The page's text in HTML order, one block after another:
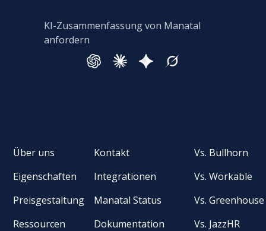
KI-Zusammenfassung von Manatal
anfordern
Über uns
Eigenschaften
Preisgestaltung
Ressourcen
Kontakt
Integrationen
Manatal Status
Dokumentation
Vs. Bullhorn
Vs. Workable
Vs. Greenhouse
Vs. JazzHR